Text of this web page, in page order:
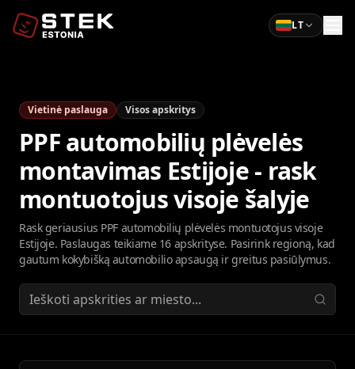
LT
Vietinė paslauga Visos apskritys
PPF automobilių plėvelės
montavimas Estijoje - rask
montuotojus visoje šalyje
Rask geriausius PPF automobilių plėvelės montuotojus visoje
Estijoje. Paslaugas teikiame 16 apskrityse. Pasirink regioną, kad
gautum kokybišką automobilio apsaugą ir greitus pasiūlymus.